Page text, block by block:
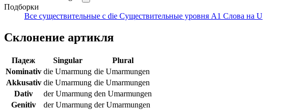
Подборки
Все существительные с die Существительные уровня A1 Слова на U
Склонение артикля
Падеж Singular
Plural
Nominativ die Umarmung die Umarmungen
Akkusativ die Umarmung die Umarmungen
Dativ
der Umarmung den Umarmungen
Genitiv
der Umarmung der Umarmungen